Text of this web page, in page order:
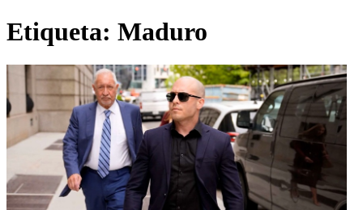
Etiqueta: Maduro